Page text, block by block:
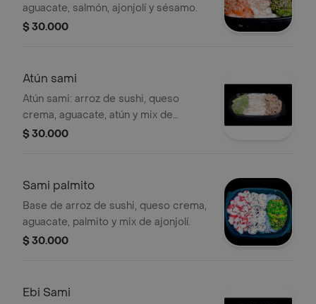
aguacate, salmón, ajonjolí y sésamo.
$ 30.000
Atún sami
Atún sami: arroz de sushi, queso
crema, aguacate, atún y mix de
ajonjolí.
$ 30.000
Sami palmito
Base de arroz de sushi, queso crema,
aguacate, palmito y mix de ajonjolí.
$ 30.000
Ebi Sami